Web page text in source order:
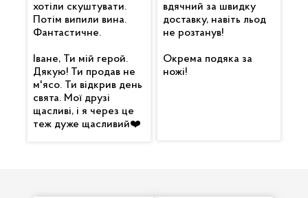
хотіли скуштувати.
Потім випили вина.
Фантастичне.
Іване, Ти мій герой.
Дякую! Ти продав не
м'ясо. Ти відкрив день
свята. Мої друзі
щасливі, і я через це
теж дуже щасливий❤️
вдячний за швидку
доставку, навіть льод
не розтанув!
Окрема подяка за
ножі!